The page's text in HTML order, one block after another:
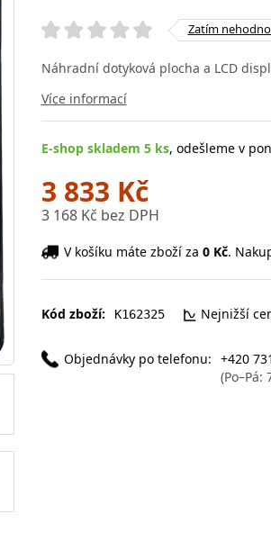
Zatím
Náhradní dotyková plocha a LCD
Více informací
E-shop skladem 5 ks, odešleme v
3 833 Kč
3 168 Kč bez DPH
V košíku máte zboží za 0 Kč.
Kód zboží: K162325 Nejnižší
Objednávky po telefonu: +420
(Po–Pá: